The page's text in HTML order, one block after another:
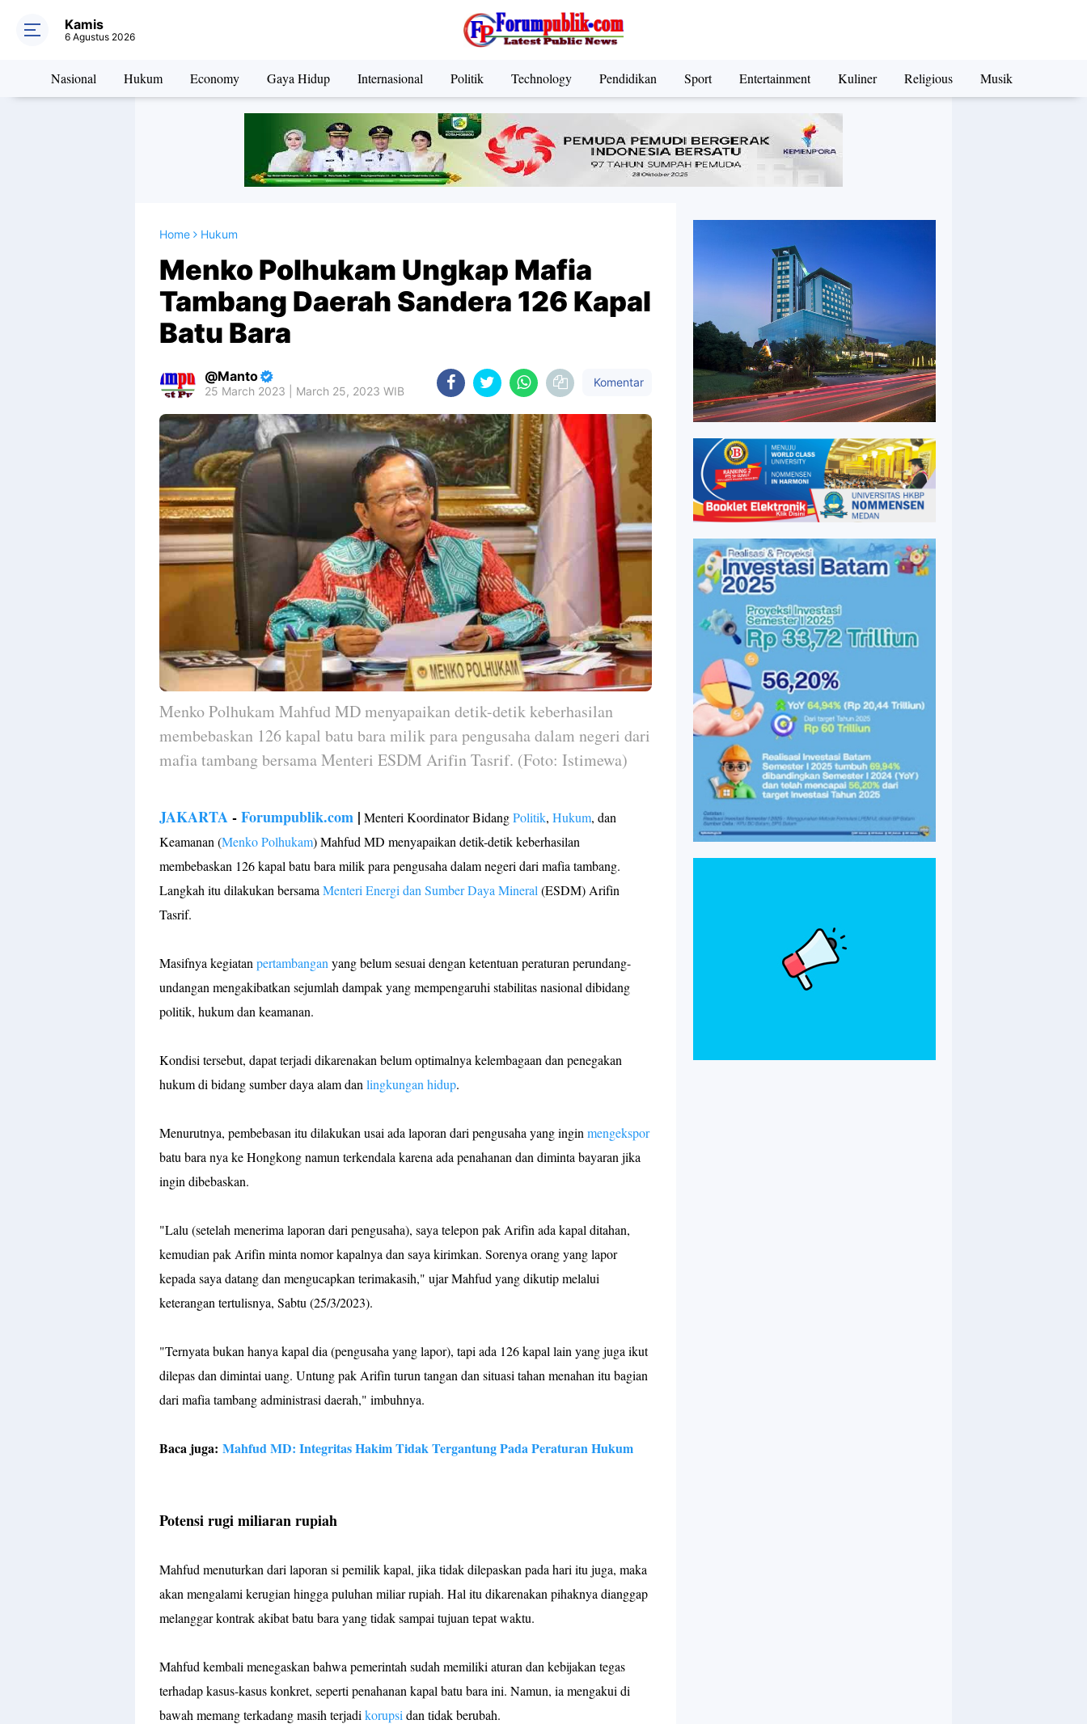
Kamis
6 Agustus 2026
Nasional Hukum Economy Gaya Hidup Internasional Politik Technology Pendidikan Sport Entertainment Kuliner Religious Musik
Home Hukum
Menko Polhukam Ungkap Mafia
Tambang Daerah Sandera 126 Kapal
Batu Bara
Manto
25 March 2023 | March 25, 2023 WIB
Komentar
Menko Polhukam Mahfud MD menyapaikan detik-detik keberhasilan
membebaskan 126 kapal batu bara milik para pengusaha dalam negeri dari
mafia tambang bersama Menteri ESDM Arifin Tasrif. (Foto: Istimewa)
JAKARTA-Forumpublik.com | Menteri Koordinator BidangPolitik, Hukum, dan
Keamanan (Menko Polhukam) Mahfud MD menyapaikan detik-detik keberhasilan
membebaskan 126 kapal batu bara milik para pengusaha dalam negeri dari mafia tambang.
Langkah itu dilakukan bersama Menteri Energi dan Sumber Daya Mineral (ESDM) Arifin
Tasrif.
Masifnya kegiatan pertambangan yang belum sesuai dengan ketentuan peraturan perundang-
undangan mengakibatkan sejumlah dampak yang mempengaruhi stabilitas nasional dibidang
politik, hukum dan keamanan.
Kondisi tersebut, dapat terjadi dikarenakan belum optimalnya kelembagaan dan penegakan
hukum di bidang sumber daya alam dan lingkungan hidup.
Menurutnya, pembebasan itu dilakukan usai ada laporan dari pengusaha yang ingin mengekspor
batu bara nya ke Hongkong namun terkendala karena ada penahanan dan diminta bayaran jika
ingin dibebaskan.
"Lalu (setelah menerima laporan dari pengusaha), saya telepon pak Arifin ada kapal ditahan,
kemudian pak Arifin minta nomor kapalnya dan saya kirimkan. Sorenya orang yang lapor
kepada saya datang dan mengucapkan terimakasih," ujar Mahfud yang dikutip melalui
keterangan tertulisnya, Sabtu (25/3/2023).
"Ternyata bukan hanya kapal dia (pengusaha yang lapor), tapi ada 126 kapal lain yang juga ikut
dilepas dan dimintai uang. Untung pak Arifin turun tangan dan situasi tahan menahan itu bagian
dari mafia tambang administrasi daerah," imbuhnya.
Baca juga: Mahfud MD: Integritas Hakim Tidak Tergantung Pada Peraturan Hukum
Potensi rugi miliaran rupiah
Mahfud menuturkan dari laporan si pemilik kapal, jika tidak dilepaskan pada hari itu juga, maka
akan mengalami kerugian hingga puluhan miliar rupiah. Hal itu dikarenakan pihaknya dianggap
melanggar kontrak akibat batu bara yang tidak sampai tujuan tepat waktu.
Mahfud kembali menegaskan bahwa pemerintah sudah memiliki aturan dan kebijakan tegas
terhadap kasus-kasus konkret, seperti penahanan kapal batu bara ini. Namun, ia mengakui di
bawah memang terkadang masih terjadi korupsi dan tidak berubah.